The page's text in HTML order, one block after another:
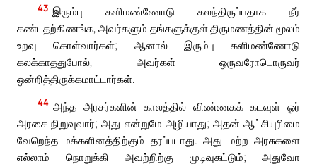
43 இரும்பு களிமண்ணோடு கலந்திருப்பதாக நீர்
கண்டதற்கிணங்க, அவர்களும் தங்களுக்குள் திருமணத்தின் மூலம்
உறவு கொள்வார்கள்; ஆனால் இரும்பு களிமண்ணோடு
கலக்காததுபோல், அவர்கள் ஒருவரோடொருவர்
ஒன்றித்திருக்கமாட்டார்கள்.
44 அந்த அரசர்களின் காலத்தில் விண்ணகக் கடவுள் ஓர்
அரசை நிறுவுவார்; அது என்றுமே அழியாது; அதன் ஆட்சியுரிமை
வேறெந்த மக்களினத்திற்கும் தரப்படாது. அது மற்ற அரசுகளை
எல்லாம் நொறுக்கி அவற்றிற்கு முடிவுகட்டும்; அதுவோ